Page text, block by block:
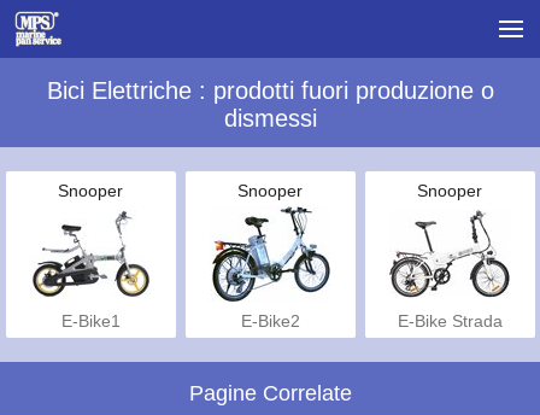
Bici Elettriche : prodotti fuori produzione o
dismessi
Snooper
E-Bike1
Snooper
E-Bike2
Snooper
E-Bike Strada
Pagine Correlate